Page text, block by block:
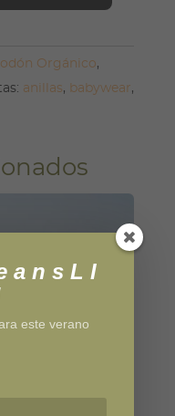
Orgánico,
anillas, babywear,
a n s L I
este verano